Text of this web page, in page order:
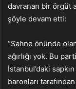
davranan bir örgüt
şöyle devam etti:
“Sahne önünde
ağırlığı yok. Bu
İstanbul’daki
baronları